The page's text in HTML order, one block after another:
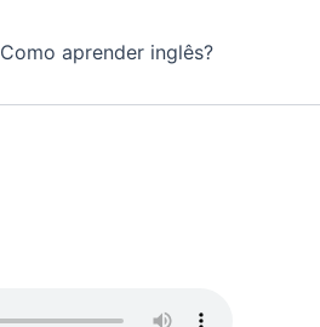
Como aprender inglês?